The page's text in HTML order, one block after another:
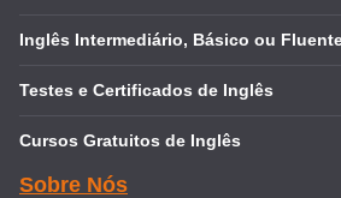
Inglês Intermediário, Básico ou
Testes e Certificados de Inglês
Cursos Gratuitos de Inglês
Sobre Nós